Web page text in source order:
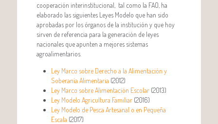
cooperación interinstitucional, tal como la FAO, ha
elaborado las siguientes Leyes Modelo que han sido
aprobadas por los órganos de la institución y que hoy
sirven de referencia para la generación de leyes
nacionales que apunten a mejores sistemas
agroalimentarios.
Ley Marco sobre Derecho a la Alimentación y
Soberanía Alimentaria (2012)
Ley Marco sobre Alimentación Escolar (2013)
Ley Modelo Agricultura Familiar (2016)
Ley Modelo de Pesca Artesanal o en Pequeña
Escala (2017)